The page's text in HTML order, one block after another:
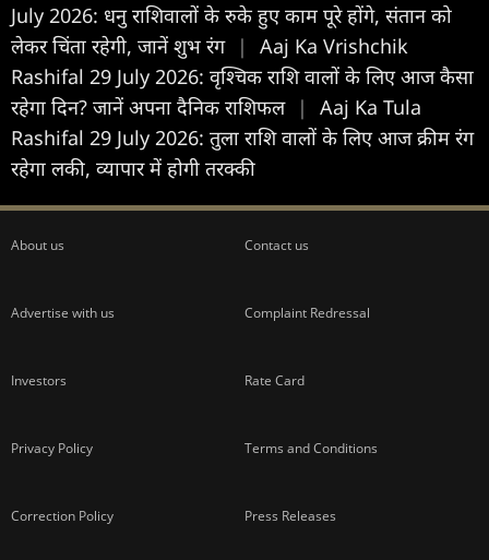
July 2026: धनु राशिवालों के रुके हुए काम पूरे होंगे, संतान को
लेकर चिंता रहेगी, जानें शुभ रंग |
Aaj Ka Vrishchik
Rashifal 29 July 2026: वृश्चिक राशि वालों के लिए आज कैसा
रहेगा दिन? जानें अपना दैनिक राशिफल |
Aaj Ka Tula
Rashifal 29 July 2026: तुला राशि वालों के लिए आज क्रीम रंग
रहेगा लकी, व्यापार में होगी तरक्की
About us Contact us
Advertise with us Complaint Redressal
Investors Rate Card
Privacy Policy Terms and Conditions
Correction Policy Press Releases